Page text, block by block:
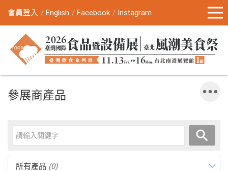
會員登入 English Facebook Instagram
參展商產品
所有產品 (0)